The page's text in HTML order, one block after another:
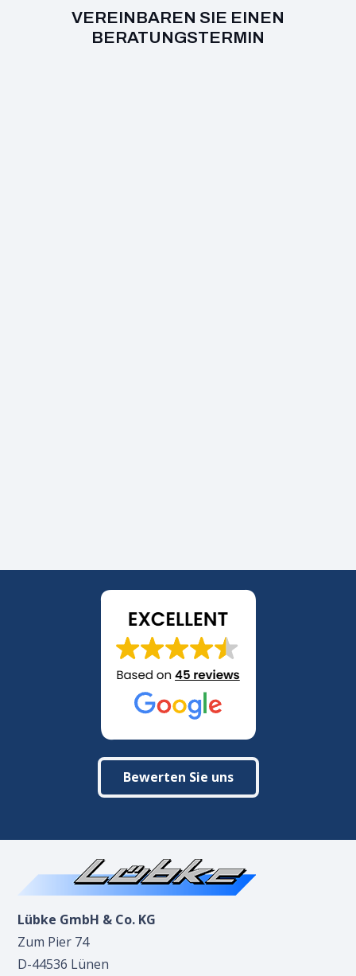
VEREINBAREN SIE EINEN
BERATUNGSTERMIN
Bewerten Sie uns
Lübke GmbH & Co. KG
Zum Pier 74
D-44536 Lünen